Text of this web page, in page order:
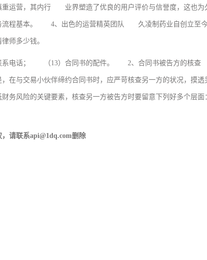
重运营，其内行 业界塑造了优良的用户评价与信誉度，这也为
程基本。 4、出色的运营精英团队 久凌制药业自创立至今
师多少钱。
电话； （13）合同书的配件。 2、合同书被告方的核查
，在与交易小伙伴缔约合同书时，应严苛核查另一方的状况，
财务风险的关键要素，核查另一方被告方时要留意下列好多个
请联系api@1dq.com删除